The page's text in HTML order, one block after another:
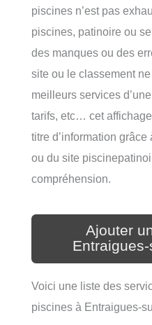
piscines n’est pas
piscines, patinoire ou
des manques ou des
site ou le classement
meilleurs services
tarifs, etc… cet
titre d’information
ou du site
compréhension.
Ajouter
Voici une liste des
piscines à Entraigues-